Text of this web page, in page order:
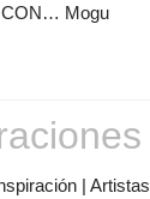
Mogu
| Artistas